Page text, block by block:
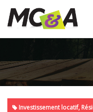
Investissement locatif,